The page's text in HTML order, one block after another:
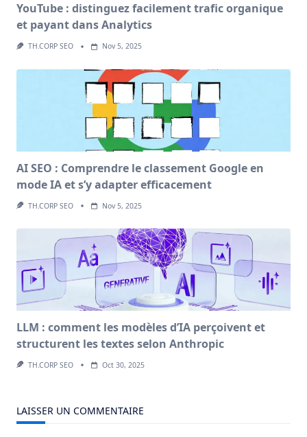
YouTube : distinguez facilement trafic organique
et payant dans Analytics
TH.CORP SEO Nov 5, 2025
AI SEO : Comprendre le classement Google en
mode IA et s’y adapter efficacement
TH.CORP SEO Nov 5, 2025
LLM : comment les modèles d’IA perçoivent et
structurent les textes selon Anthropic
TH.CORP SEO Oct 30, 2025
LAISSER UN COMMENTAIRE